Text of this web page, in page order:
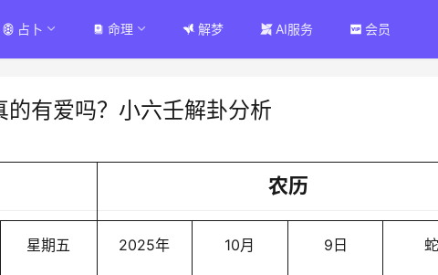
占卜 命理 解梦 AI服务 会员
的有爱吗？小六壬解卦分析
星期五
农历
2025年 10月 9日 蛇